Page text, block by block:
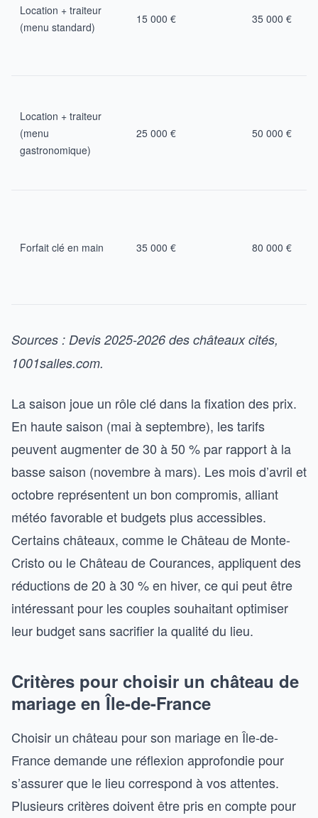
Location + traiteur
(menu standard)
15 000 € 35 000 €
Location + traiteur
(menu
gastronomique)
25 000 € 50 000 €
Forfait clé en main 35 000 € 80 000 €
Sources : Devis 2025-2026 des châteaux cités,
1001salles.com.
La saison joue un rôle clé dans la fixation des prix.
En haute saison (mai à septembre), les tarifs
peuvent augmenter de 30 à 50 % par rapport à la
basse saison (novembre à mars). Les mois d’avril et
octobre représentent un bon compromis, alliant
météo favorable et budgets plus accessibles.
Certains châteaux, comme le Château de Monte-
Cristo ou le Château de Courances, appliquent des
réductions de 20 à 30 % en hiver, ce qui peut être
intéressant pour les couples souhaitant optimiser
leur budget sans sacrifier la qualité du lieu.
Critères pour choisir un château de
mariage en Île-de-France
Choisir un château pour son mariage en Île-de-
France demande une réflexion approfondie pour
s’assurer que le lieu correspond à vos attentes.
Plusieurs critères doivent être pris en compte pour